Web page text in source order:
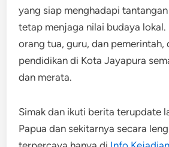
yang siap menghadapi
tetap menjaga nilai budaya lokal.
orang tua, guru, dan pemerintah,
pendidikan di Kota Jayapura
dan merata.
Simak dan ikuti berita terupdate
Papua dan sekitarnya secara